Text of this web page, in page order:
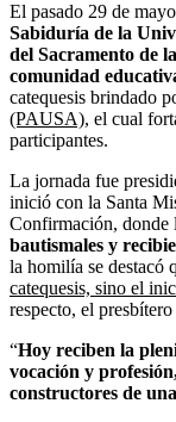
El pasado 29 de
Sabiduría de la
del Sacramento de
comunidad
catequesis brindado
(PAUSA), el cual
participantes.
La jornada fue
inició con la Santa
Confirmación, donde
bautismales y
la homilía se destacó
catequesis, sino el
respecto, el
“Hoy reciben la
vocación y
constructores de